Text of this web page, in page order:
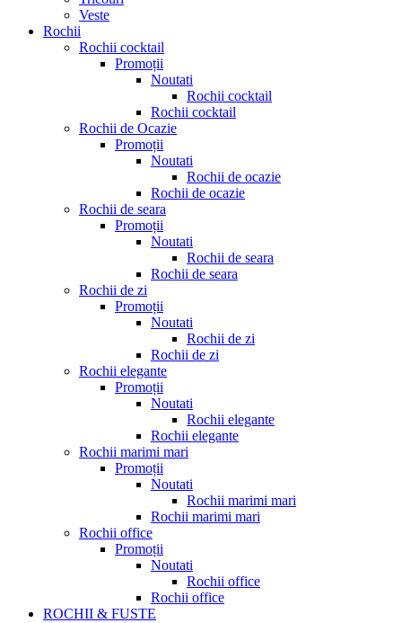
Veste
Rochii
Rochii cocktail
Promoții
Noutati
Rochii cocktail
Rochii cocktail
Rochii de Ocazie
Promoții
Noutati
Rochii de ocazie
Rochii de ocazie
Rochii de seara
Promoții
Noutati
Rochii de seara
Rochii de seara
Rochii de zi
Promoții
Noutati
Rochii de zi
Rochii de zi
Rochii elegante
Promoții
Noutati
Rochii elegante
Rochii elegante
Rochii marimi mari
Promoții
Noutati
Rochii marimi mari
Rochii marimi mari
Rochii office
Promoții
Noutati
Rochii office
Rochii office
ROCHII & FUSTE